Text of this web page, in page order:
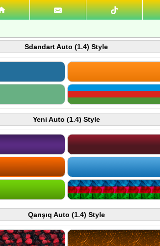
Sdandart Auto (1.4) Style
Yeni Auto (1.4) Style
Qarışıq Auto (1.4) Style